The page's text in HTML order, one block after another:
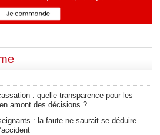
: quelle transparence pour les
amont des décisions ?
: la faute ne saurait se déduire